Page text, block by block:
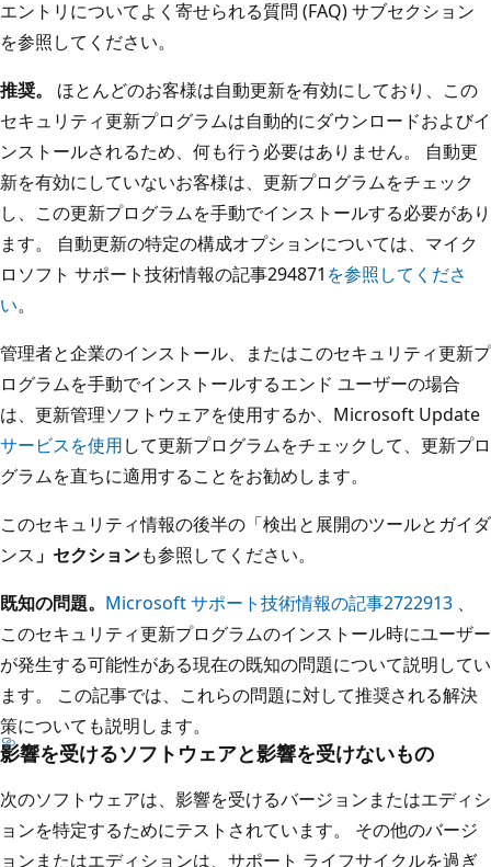
エントリについてよく寄せられる質問 (FAQ) サブセクション
を参照してください。
推奨。
ほとんどのお客様は自動更新を有効にしており、この
セキュリティ更新プログラムは自動的にダウンロードおよびイ
ンストールされるため、何も行う必要はありません。 自動更
新を有効にしていないお客様は、更新プログラムをチェック
し、この更新プログラムを手動でインストールする必要があり
ます。 自動更新の特定の構成オプションについては、マイク
ロソフト サポート技術情報の記事294871 を参照してくださ
い。
管理者と企業のインストール、またはこのセキュリティ更新プ
ログラムを手動でインストールするエンド ユーザーの場合
は、更新管理ソフトウェアを使用するか、Microsoft Update
サービスを使用して更新プログラムをチェックして、更新プロ
グラムを直ちに適用することをお勧めします。
このセキュリティ情報の後半の「検出と展開のツールとガイダ
ンス 」セクションも参照してください。
既知の問題。 Microsoft サポート技術情報の記事2722913 、
このセキュリティ更新プログラムのインストール時にユーザー
が発生する可能性がある現在の既知の問題について説明してい
ます。 この記事では、これらの問題に対して推奨される解決
策についても説明します。
影響を受けるソフトウェアと影響を受けないもの
次のソフトウェアは、影響を受けるバージョンまたはエディシ
ョンを特定するためにテストされています。 その他のバージ
ョンまたはエディションは、サポート ライフサイクルを過ぎ